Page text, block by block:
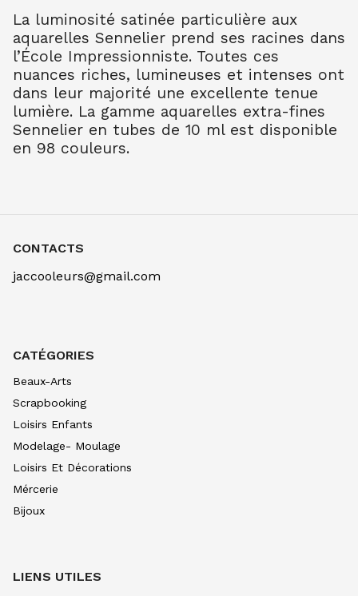
7.90€ TTC 7.89 € TTC
AQUARELLE EXTRA FINE TUBE 10 ML
TER SIEN BR 211
7.90€ TTC 7.89€ TTC
AQUARELLE EXTRA FINE TUBE 10 ML
TERRE VERT NAT 213
7.90 € TTC 7.89 € TTC
AQUARELLE EXTRA FINE TUBE 10 ML
BLEU COB VERIT 307
AQUARELLE EXTRA FINE TUBE 10 ML
7.90
BLEU OUTRE CL 312
AQUARELLE EXTRA FINE TUBE 10 ML
La luminosité satinée particulière aux
aquarelles Sennelier prend ses racines dans
l’École Impressionniste. Toutes ces
nuances riches, lumineuses et intenses ont
dans leur majorité une excellente tenue
lumière. La gamme aquarelles extra-fines
Sennelier en tubes de 10 ml est disponible
en 98 couleurs.
CONTACTS
jaccooleurs@gmail.com
CATÉGORIES
Beaux-Arts
Scrapbooking
Loisirs Enfants
Modelage- Moulage
Loisirs Et Décorations
Mércerie
Bijoux
LIENS UTILES